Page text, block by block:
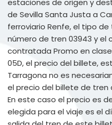
estaciones de origen y
de Sevilla Santa Justa a
ferroviario Renfe, el tipo
número de tren 03943 y el
contratada Promo en
05D, el precio del billete,
Tarragona no es
el precio del billete de
En este caso el precio es
elegida para el viaje es el